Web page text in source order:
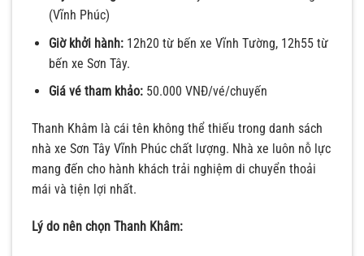
(Vĩnh Phúc)
Giờ khởi hành:12h20 từ bến xe Vĩnh Tường, 12h55 từ
bến xe Sơn Tây.
Giá vé tham khảo:50.000 VNĐ/vé/chuyến
Thanh Khâm là cái tên không thể thiếu trong danh sách
nhà xe Sơn Tây Vĩnh Phúc chất lượng. Nhà xe luôn nỗ lực
mang đến cho hành khách trải nghiệm di chuyển thoải
mái và tiện lợi nhất.
Lý do nên chọn Thanh Khâm: